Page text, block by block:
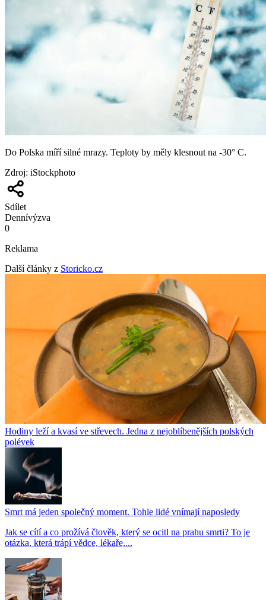
Do Polska míří silné mrazy. Teploty by měly klesnout na -30° C.
Zdroj: iStockphoto
Sdílet
Dennívýzva
0
Reklama
Další články z Storicko.cz
Hodiny leží a kvasí ve střevech. Jedna z nejoblíbenějších polských
polévek
Smrt má jeden společný moment. Tohle lidé vnímají naposledy
Jak se cítí a co prožívá člověk, který se ocitl na prahu smrti? To je
otázka, která trápí vědce, lékaře,...